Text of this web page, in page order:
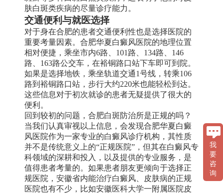
肤白斑类疾病的尽量诊疗能力。
交通便利与就医选择
对于身在合肥的患者交通便利性也是选择医院的
重要考量因素。合肥华夏白癜风医院的地理位置
相对便捷，乘坐市内6路、101路、134路、146
路、163路公交车，在裕铜路口站下车即可到院。
如果是选择地铁，乘坐轨道交通1号线，转乘106
路到裕铜路口站，步行大约220米也能轻松到达。
这些信息对于初次就诊的患者无疑提供了很大的
便利。
回到较初的问题，合肥白斑防治所是正规的吗？
当我们认真审视以上信息，会发现合肥华夏白癜
风医院作为一家专业的白癜风诊疗机构，其性质
并不是传统意义上的“正规医院”，但其在白癜风专
科领域的深耕和投入，以及提供的专业服务，是
值得患者考量的。如果患者朋友更倾向于选择正
规医院，安徽省内能治疗白癜风、皮肤病的正规
医院也有不少，比如安徽医科大学一附属医院皮
我
要
咨
询